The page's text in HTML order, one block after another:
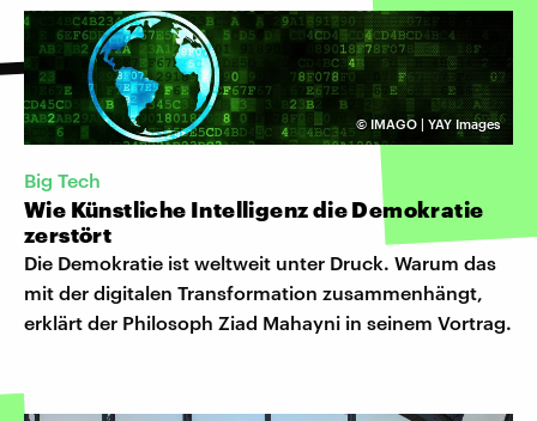
© IMAGO | YAY Images
Big Tech
Wie Künstliche Intelligenz die Demokratie
zerstört
Die Demokratie ist weltweit unter Druck. Warum das
mit der digitalen Transformation zusammenhängt,
erklärt der Philosoph Ziad Mahayni in seinem Vortrag.